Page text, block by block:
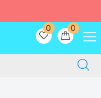
0
0